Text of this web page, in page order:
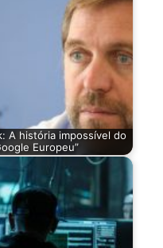
A história impossível do
Europeu”